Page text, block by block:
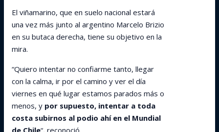
El viñamarino, que en suelo nacional estará
una vez más junto al argentino Marcelo Brizio
en su butaca derecha, tiene su objetivo en la
mira.
“Quiero intentar no confiarme tanto, llegar
con la calma, ir por el camino y ver el día
viernes en qué lugar estamos parados más o
menos, y por supuesto, intentar a toda
costa subirnos al podio ahí en el Mundial
de Chile“, reconoció.